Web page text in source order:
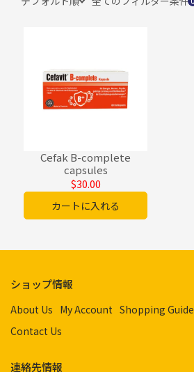
Cefak B-complete
capsules
$30.00
カートに入れる
ショップ情報
About Us My Account Shopping Guide
Contact Us
連絡先情報